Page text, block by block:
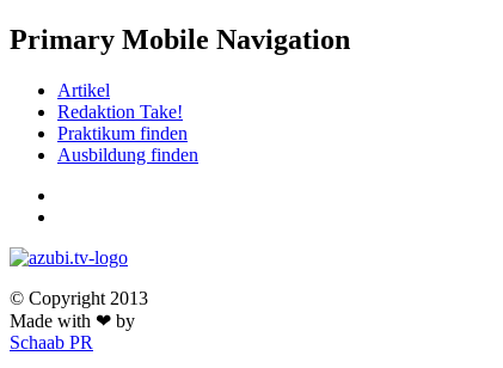
Primary Mobile Navigation
Artikel
Redaktion Take!
Praktikum finden
Ausbildung finden
© Copyright 2013
Made with ❤ by
Schaab PR